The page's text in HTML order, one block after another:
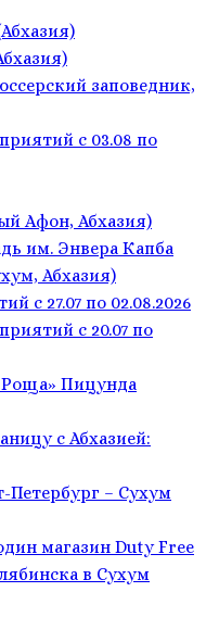
заповедник,
с 03.08 по
Афон, Абхазия)
им. Энвера Капба
Абхазия)
с 27.07 по 02.08.2026
с 20.07 по
Пицунда
с Абхазией:
– Сухум
магазин Duty Free
в Сухум